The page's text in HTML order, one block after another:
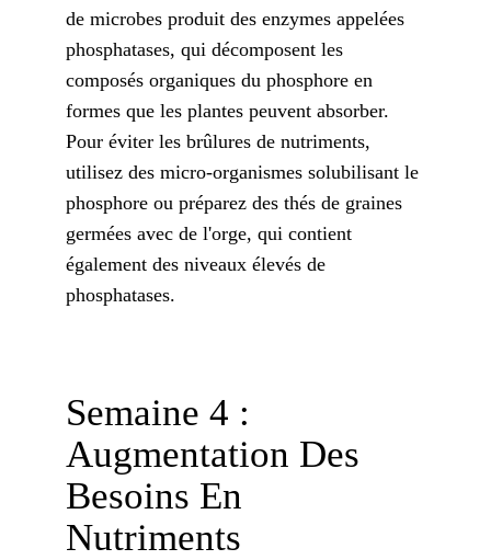
de microbes produit des enzymes appelées
phosphatases, qui décomposent les
composés organiques du phosphore en
formes que les plantes peuvent absorber.
Pour éviter les brûlures de nutriments,
utilisez des micro-organismes solubilisant le
phosphore ou préparez des thés de graines
germées avec de l'orge, qui contient
également des niveaux élevés de
phosphatases.
Semaine 4 :
Augmentation Des
Besoins En
Nutriments